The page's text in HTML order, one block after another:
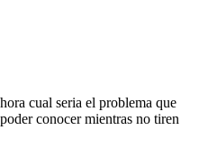
cual seria el problema que
conocer mientras no tiren